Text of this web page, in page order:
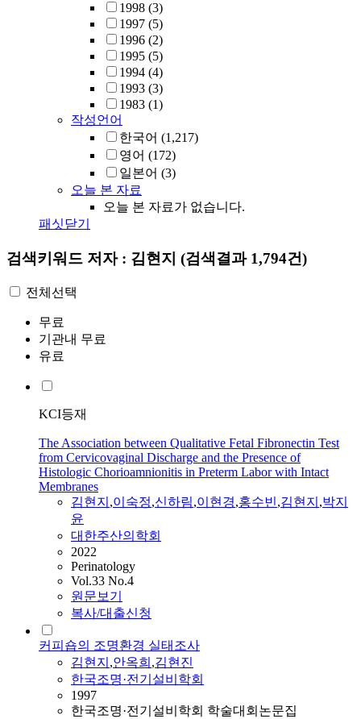
1998 (3)
1997 (5)
1996 (2)
1995 (5)
1994 (4)
1993 (3)
1983 (1)
작성언어
한국어 (1,217)
영어 (172)
일본어 (3)
오늘 본 자료
오늘 본 자료가 없습니다.
패싯닫기
검색키워드 저자 : 김현지 (검색결과 1,794건)
전체선택
무료
기관내 무료
유료
KCI등재
The Association between Qualitative Fetal Fibronectin Test
from Cervicovaginal Discharge and the Presence of
Histologic Chorioamnionitis in Preterm Labor with Intact
Membranes
김현지 ,이숙정,신하림,이현경,홍수빈,김현지 ,박지
윤
대한주산의학회
2022
Perinatology
Vol.33 No.4
원문보기
복사/대출신청
커피숍의 조명환경 실태조사
김현지 ,안옥희 ,김현진
한국조명·전기설비학회
1997
한국조명·전기설비학회 학술대회논문집